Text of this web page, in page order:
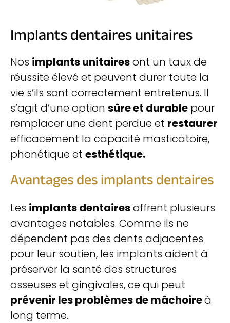
Implants dentaires unitaires
Nos implants unitairesont un taux de
réussite élevé et peuvent durer toute la
vie s’ils sont correctement entretenus. Il
s’agit d’une option sûre et durable pour
remplacer une dent perdue et restaurer
efficacement la capacité masticatoire,
phonétique et esthétique.
Avantages des implants dentaires
Les implants dentairesoffrent plusieurs
avantages notables. Comme ils ne
dépendent pas des dents adjacentes
pour leur soutien, les implants aident à
préserver la santé des structures
osseuses et gingivales, ce qui peut
prévenir les problèmes de mâchoireà
long terme.